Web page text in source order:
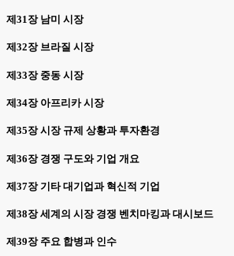
제31장 남미 시장
제32장 브라질 시장
제33장 중동 시장
제34장 아프리카 시장
제35장 시장 규제 상황과 투자환경
제36장 경쟁 구도와 기업 개요
제37장 기타 대기업과 혁신적 기업
제38장 세계의 시장 경쟁 벤치마킹과 대시보드
제39장 주요 합병과 인수